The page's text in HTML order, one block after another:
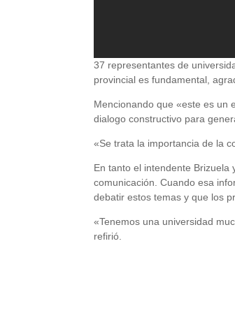
37 representantes de
provincial es fundamental,
Mencionando que «este es un
dialogo constructivo para
«Se trata la importancia de la
En tanto el intendente
comunicación. Cuando esa
debatir estos temas y que los
«Tenemos una universidad
refirió.